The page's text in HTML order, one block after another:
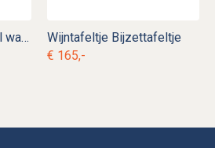
Houten kop en schotel wandrek
Wijntafeltje Bijzettafeltje
€ 165,-